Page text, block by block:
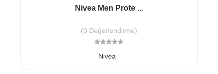
Nivea Men Prote ...
(0 Değerlendirme)
Nivea